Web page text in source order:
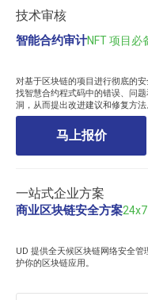
技术审核
智能合约审计NFT 项目必
对基于区块链的项目进行彻底的
找智慧合约程式码中的错误、问
洞，从而提出改进建议和修复方法
马上报价
一站式企业方案
商业区块链安全方案
UD 提供全天候区块链网络安全
护你的区块链应用。